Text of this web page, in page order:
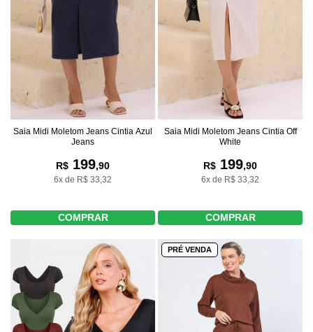
Saia Midi Moletom Jeans Cintia Azul
Jeans
R$ 199,90
6x de R$ 33,32
COMPRAR
Saia Midi Moletom Jeans Cintia Off
White
R$ 199,90
6x de R$ 33,32
COMPRAR
PRÉ VENDA